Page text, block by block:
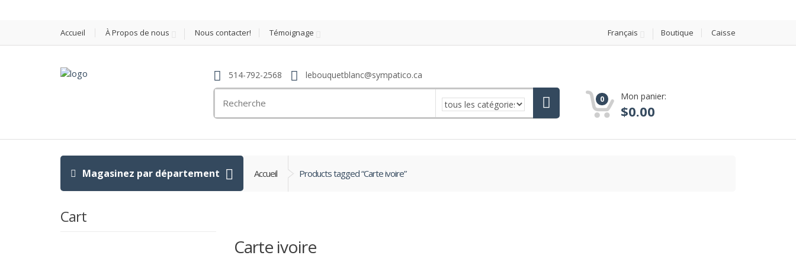
Accueil À Propos de nous Nous contacter! Témoignage Français Boutique Caisse
514-792-2568 lebouquetblanc@sympatico.ca
for:
0 Mon panier:
$0.00
Magasinez par département Accueil Products tagged “Carte ivoire”
Carte ivoire
Cart